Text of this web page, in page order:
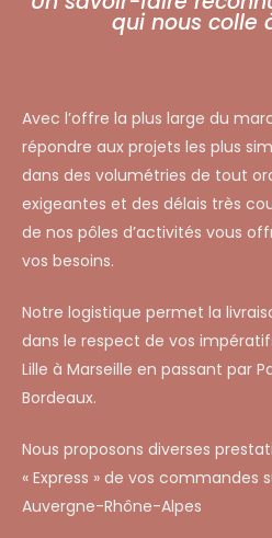
qui nous colle
Avec l’offre la plus large du
répondre aux projets les plus
dans des volumétries de tout
exigeantes et des délais très
de nos pôles d’activités vous
vos besoins.
Notre logistique permet la
dans le respect de vos
Lille à Marseille en passant par
Bordeaux.
Nous proposons diverses
« Express » de vos commandes
Auvergne-Rhône-Alpes